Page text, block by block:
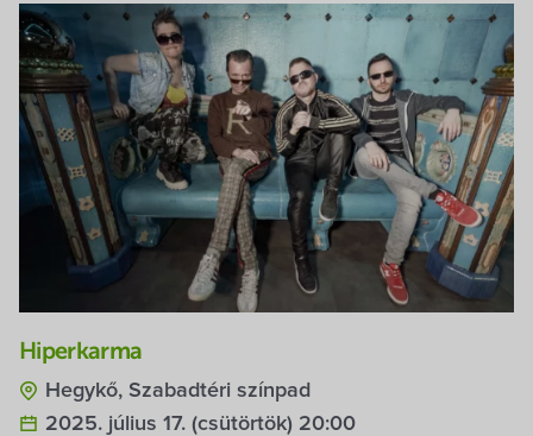
Hiperkarma
Hegykő, Szabadtéri színpad
2025. július 17. (csütörtök) 20:00